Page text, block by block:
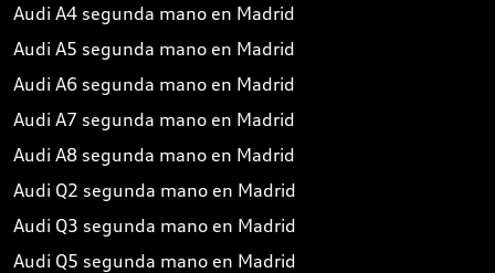
Audi A4 segunda mano en Madrid
Audi A5 segunda mano en Madrid
Audi A6 segunda mano en Madrid
Audi A7 segunda mano en Madrid
Audi A8 segunda mano en Madrid
Audi Q2 segunda mano en Madrid
Audi Q3 segunda mano en Madrid
Audi Q5 segunda mano en Madrid